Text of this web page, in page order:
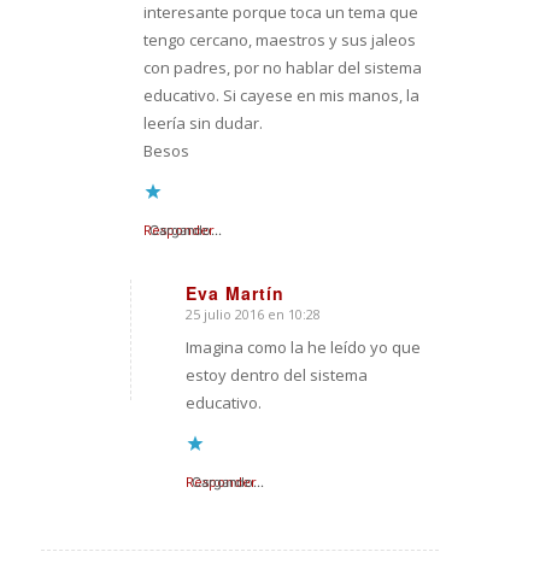
interesante porque toca un tema que
tengo cercano, maestros y sus jaleos
con padres, por no hablar del sistema
educativo. Si cayese en mis manos, la
leería sin dudar.
Besos
Cargando...
Responder
Eva Martín
Dice:
25 julio 2016 en 10:28
Imagina como la he leído yo que
estoy dentro del sistema
educativo.
Cargando...
Responder